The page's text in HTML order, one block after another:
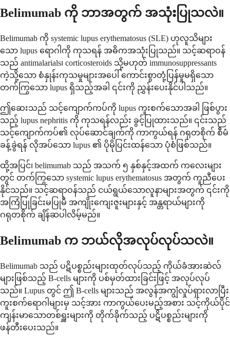
Belimumab ကို ဘာအတွက် အသုံးပြုသလဲ။
Belimumab ကို systemic lupus erythematosus (SLE) ဟုလူသိများ
သော lupus ရောဂါကို ကုသရန် အဓိကအသုံးပြုသည်။ သင့်ဆရာဝန်
သည် antimalarials၊ corticosteroids သို့မဟုတ် immunosuppressants
ကဲ့သို့သော စံနှုန်းကုသမှုများအပေါ် ကောင်းစွာတုံ့ပြန်မှုမရှိသော
တက်ကြွသော lupus ရှိသည့်အခါ ၎င်းကို ညွှန်းပေးနိုင်ပါသည်။
ဤဆေးသည် သင့်ကျောက်ကပ်ကို lupus ကူးစက်သောအခါ ဖြစ်ပွား
သည့် lupus nephritis ကို ကုသရန်လည်း ခွင့်ပြုထားသည်။ ၎င်းသည်
သင့်ကျောက်ကပ်၏ လုပ်ဆောင်ချက်ကို ကာကွယ်ရန် ဂရုတစိုက် စီမံ
ခန့်ခွဲရန် လိုအပ်သော lupus ၏ ပိုမိုပြင်းထန်သော ပုံစံဖြစ်သည်။
ထို့အပြင်၊ belimumab သည် အသက် ၅ နှစ်နှင့်အထက် ကလေးများ
တွင် တက်ကြွသော systemic lupus erythematosus အတွက် ကူညီပေး
နိုင်သည်။ သင့်ဆရာဝန်သည် ငယ်ရွယ်သောလူနာများအတွက် ၎င်းကို
အကြံပြုခြင်းမပြုမီ အကျိုးကျေးဇူးများနှင့် အန္တရာယ်များကို
ဂရုတစိုက် ချိန်ဆပါလိမ့်မည်။
Belimumab က ဘယ်လိုအလုပ်လုပ်သလဲ။
Belimumab သည် ပဋိပစ္စည်းများထုတ်လုပ်သည့် ကိုယ်ခံအားဆဲလ်
များဖြစ်သည့် B-cells များကို ပစ်မှတ်ထားခြင်းဖြင့် အလုပ်လုပ်
သည်။ Lupus တွင် ဤ B-cells များသည် အလွန်အကျွံလှုပ်ရှားလာပြီး
ကူးစက်ရောဂါများမှ သင့်အား ကာကွယ်ပေးမည့်အစား သင့်ကိုယ်ပိုင်
ကျန်းမာသောတစ်ရှူးများကို တိုက်ခိုက်သည့် ပဋိပစ္စည်းများကို
ဖန်တီးပေးသည်။